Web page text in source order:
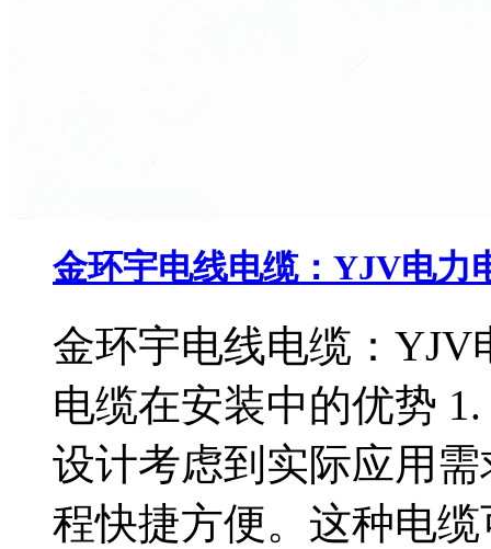
金环宇电线电缆：YJV电力
金环宇电线电缆：
电缆在安装中的优势
设计考虑到实际应用
程快捷方便。这种电